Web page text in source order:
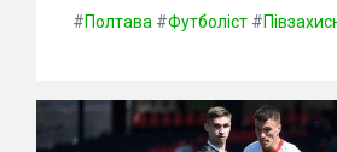
#Полтава #Футболіст #